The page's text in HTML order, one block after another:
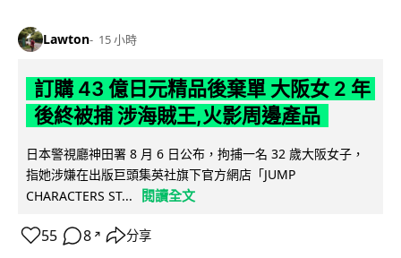
Lawton 15 小時
訂購 43 億日元精品後棄單 大阪女 2 年
後終被捕 涉海賊王,火影周邊產品
日本警視廳神田署 8 月 6 日公布，拘捕一名 32 歲大阪女子，
指她涉嫌在出版巨頭集英社旗下官方網店「JUMP
CHARACTERS ST...
閱讀全文
55 8 ↗ 分享